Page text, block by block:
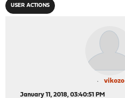
USER ACTIONS
vikozo
January 11, 2018, 03:40:51 PM